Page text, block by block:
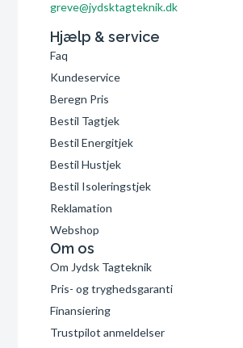
greve@jydsktagteknik.dk
Hjælp & service
Faq
Kundeservice
Beregn Pris
Bestil Tagtjek
Bestil Energitjek
Bestil Hustjek
Bestil Isoleringstjek
Reklamation
Webshop
Om os
Om Jydsk Tagteknik
Pris- og tryghedsgaranti
Finansiering
Trustpilot anmeldelser